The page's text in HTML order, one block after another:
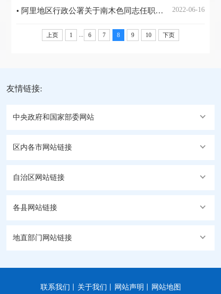
2022-06-16
• 阿里地区行政公署关于南木色同志任职的通知
上页 1 ... 6 7 8 9 10 下页
友情链接:
中央政府和国家部委网站
区内各市网站链接
自治区网站链接
各县网站链接
地直部门网站链接
联系我们 关于我们 网站声明 网站地图